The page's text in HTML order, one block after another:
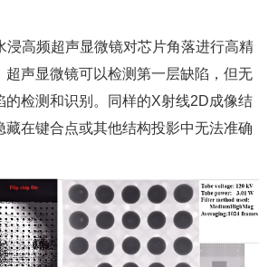
浸高频超声显微镜对芯片角落进行高精
超声显微镜可以检测第一层缺陷，但无
的检测和识别。同样的X射线2D成像结
藏在键合点或其他结构投影中无法准确